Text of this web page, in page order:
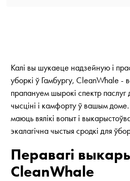
Калі вы шукаеце надзейную і
уборкі ў Гамбургу, CleanWhale
прапануем шырокі спектр паслуг
чысціні і камфорту ў вашым
маюць вялікі вопыт і
экалагічна чыстыя сродкі для
Перавагі
CleanWhale